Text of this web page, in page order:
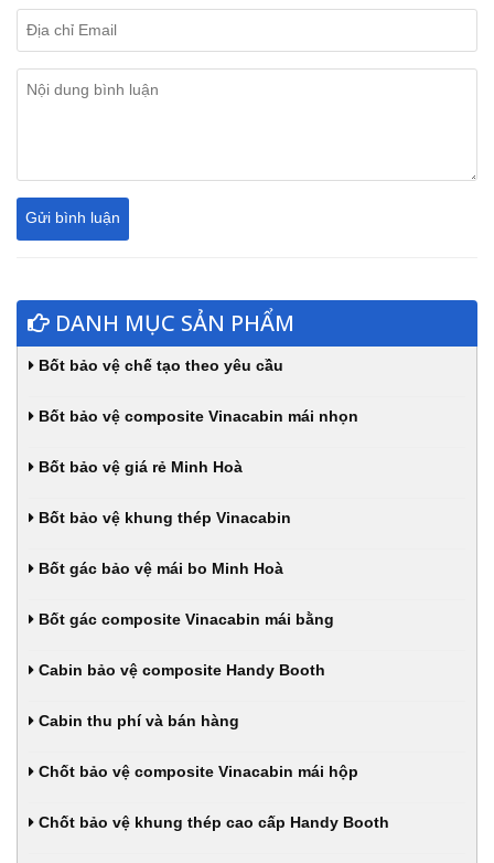
DANH MỤC SẢN PHẨM
Bốt bảo vệ chế tạo theo yêu cầu
Bốt bảo vệ composite Vinacabin mái nhọn
Bốt bảo vệ giá rẻ Minh Hoà
Bốt bảo vệ khung thép Vinacabin
Bốt gác bảo vệ mái bo Minh Hoà
Bốt gác composite Vinacabin mái bằng
Cabin bảo vệ composite Handy Booth
Cabin thu phí và bán hàng
Chốt bảo vệ composite Vinacabin mái hộp
Chốt bảo vệ khung thép cao cấp Handy Booth